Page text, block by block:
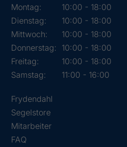
Montag:
10:00 - 18:00
Dienstag:
10:00 - 18:00
Mittwoch:
10:00 - 18:00
Donnerstag:
10:00 - 18:00
Freitag:
10:00 - 18:00
Samstag:
11:00 - 16:00
Frydendahl
Segelstore
Mitarbeiter
FAQ